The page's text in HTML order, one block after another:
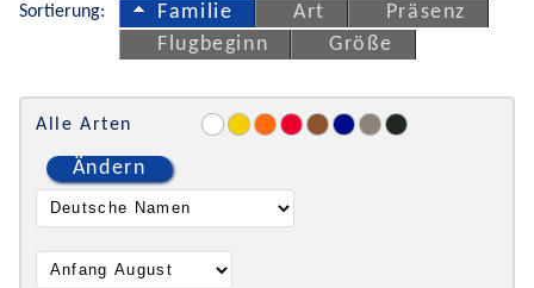
Sortierung: Familie Art
Präsenz
Flugbeginn
Größe
Alle Arten
Ändern